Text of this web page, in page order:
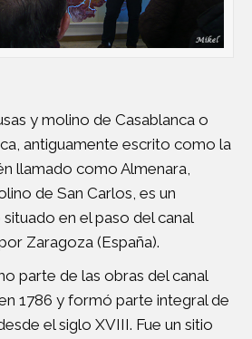
y molino de Casablanca o
antiguamente escrito como la
llamado como Almenara,
de San Carlos, es un
en el paso del canal
Zaragoza (España).
parte de las obras del canal
1786 y formó parte integral de
el siglo XVIII. Fue un sitio